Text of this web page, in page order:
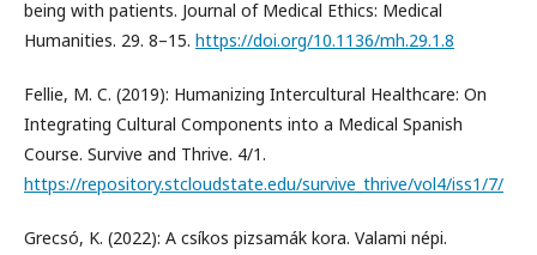
being with patients. Journal of Medical Ethics: Medical
Humanities. 29. 8–15. https://doi.org/10.1136/mh.29.1.8
Fellie, M. C. (2019): Humanizing Intercultural Healthcare: On
Integrating Cultural Components into a Medical Spanish
Course. Survive and Thrive. 4/1.
https://repository.stcloudstate.edu/survive_thrive/vol4/iss1/7/
Grecsó, K. (2022): A csíkos pizsamák kora. Valami népi.